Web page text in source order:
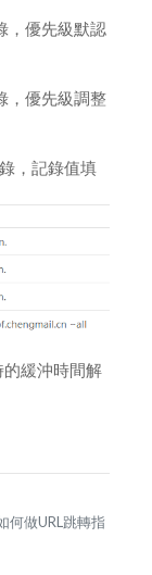
，優先級默認
，優先級調整
，記錄值填
緩沖時間解
何做URL跳轉指